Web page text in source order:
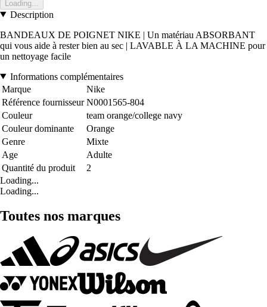
Loading...
Description
BANDEAUX DE POIGNET NIKE | Un matériau ABSORBANT
qui vous aide à rester bien au sec | LAVABLE À LA MACHINE pour
un nettoyage facile
Informations complémentaires
Marque
Nike
Référence fournisseur N0001565-804
Couleur
team orange/college navy
Couleur dominante
Orange
Genre
Mixte
Age
Adulte
Quantité du produit
2
Loading...
Loading...
Toutes nos marques